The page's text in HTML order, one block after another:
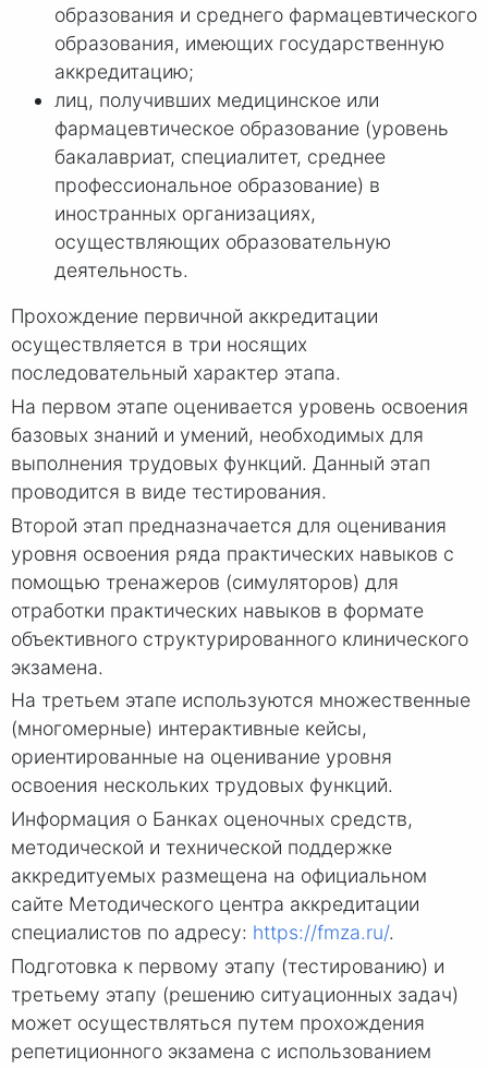
образования и среднего фармацевтического
образования, имеющих государственную
аккредитацию;
лиц, получивших медицинское или
фармацевтическое образование (уровень
бакалавриат, специалитет, среднее
профессиональное образование) в
иностранных организациях,
осуществляющих образовательную
деятельность.
Прохождение первичной аккредитации
осуществляется в три носящих
последовательный характер этапа.
На первом этапе оценивается уровень освоения
базовых знаний и умений, необходимых для
выполнения трудовых функций. Данный этап
проводится в виде тестирования.
Второй этап предназначается для оценивания
уровня освоения ряда практических навыков с
помощью тренажеров (симуляторов) для
отработки практических навыков в формате
объективного структурированного клинического
экзамена.
На третьем этапе используются множественные
(многомерные) интерактивные кейсы,
ориентированные на оценивание уровня
освоения нескольких трудовых функций.
Информация о Банках оценочных средств,
методической и технической поддержке
аккредитуемых размещена на официальном
сайте Методического центра аккредитации
специалистов по адресу: https://fmza.ru/.
Подготовка к первому этапу (тестированию) и
третьему этапу (решению ситуационных задач)
может осуществляться путем прохождения
репетиционного экзамена с использованием